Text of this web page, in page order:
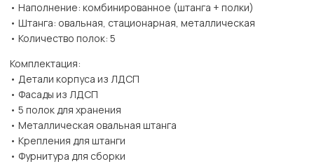
• Наполнение: комбинированное (штанга + полки)
• Штанга: овальная, стационарная, металлическая
• Количество полок: 5
Комплектация:
• Детали корпуса из ЛДСП
• Фасады из ЛДСП
• 5 полок для хранения
• Металлическая овальная штанга
• Крепления для штанги
• Фурнитура для сборки